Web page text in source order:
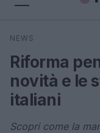
Cerca
NEWS
Riforma
novità e le
italiani
Scopri come la